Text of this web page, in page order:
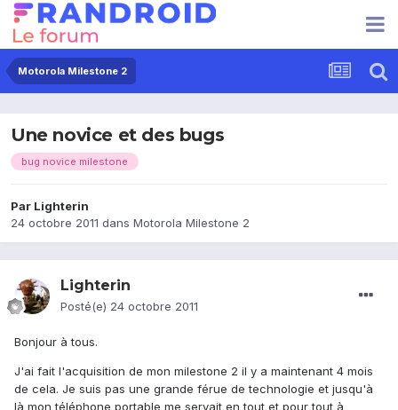
Motorola Milestone 2
Une novice et des bugs
bug novice milestone
Par Lighterin
24 octobre 2011 dans Motorola Milestone 2
Lighterin
Posté(e) 24 octobre 2011
Bonjour à tous.
J'ai fait l'acquisition de mon milestone 2 il y a maintenant 4 mois
de cela. Je suis pas une grande férue de technologie et jusqu'à
là mon téléphone portable me servait en tout et pour tout à